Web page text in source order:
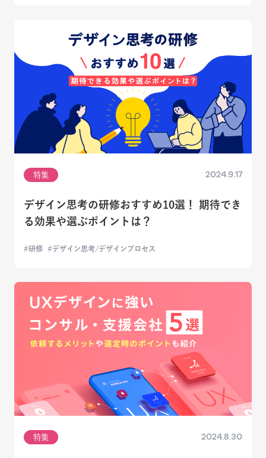
特集 2024.9.17
デザイン思考の研修おすすめ10選！ 期待でき
る効果や選ぶポイントは？
研修 デザイン思考/デザインプロセス
特集 2024.8.30